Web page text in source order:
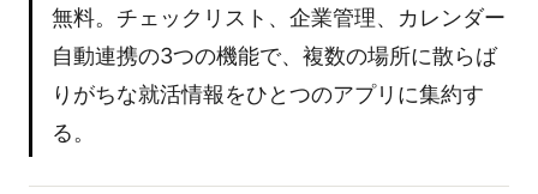
無料。チェックリスト、企業管理、カレンダー
自動連携の3つの機能で、複数の場所に散らば
りがちな就活情報をひとつのアプリに集約す
る。